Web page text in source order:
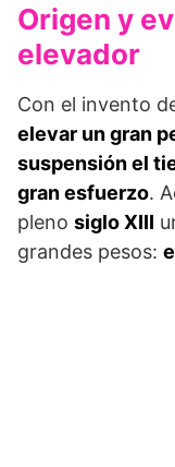
Origen y
elevador
Con el invento
elevar un gran
suspensión el
gran esfuerzo.
pleno siglo XIII
grandes pesos: